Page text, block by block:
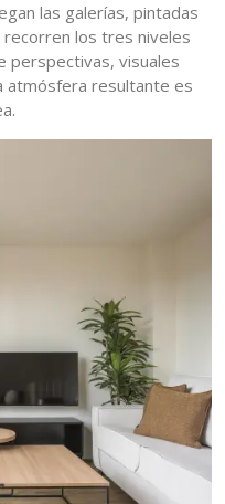
las galerías, pintadas
los tres niveles
perspectivas, visuales
atmósfera resultante es